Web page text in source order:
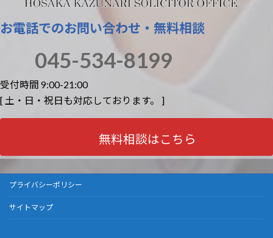
お電話でのお問い合わせ・無料相談
045-534-8199
受付時間 9:00-21:00
[ 土・日・祝日も対応しております。 ]
無料相談はこちら
プライバシーポリシー
サイトマップ